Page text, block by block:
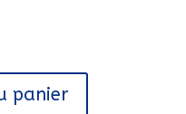
panier